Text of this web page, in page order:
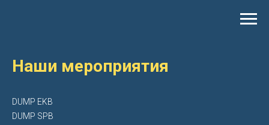
Наши мероприятия
DUMP EKB
DUMP SPB